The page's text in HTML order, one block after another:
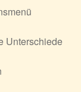
Unterschiede